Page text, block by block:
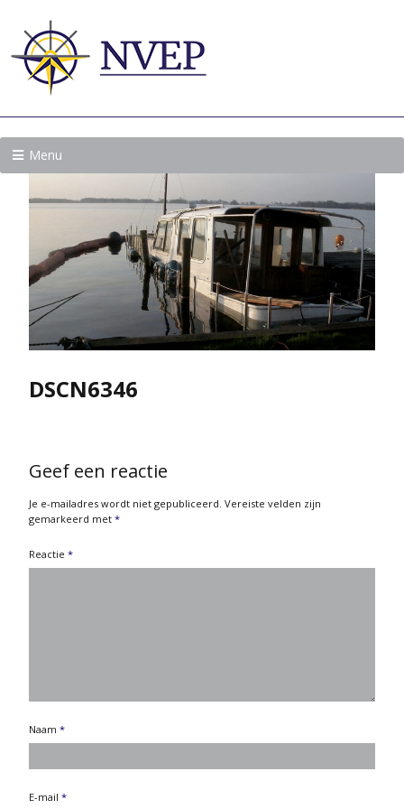
Menu
DSCN6346
Geef een reactie
Je e-mailadres wordt niet gepubliceerd. Vereiste velden zijn
gemarkeerd met *
Reactie *
Naam *
E-mail *